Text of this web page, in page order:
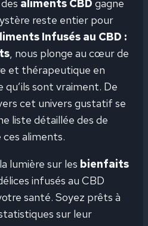
aliments CBD gagne
reste entier pour
Infusés au CBD :
, nous plonge au cœur de
et thérapeutique en
qu’ils sont vraiment. De
cet univers gustatif se
liste détaillée des de
aliments.
lumière sur les bienfaits
infusés au CBD
santé. Soyez prêts à
sur leur